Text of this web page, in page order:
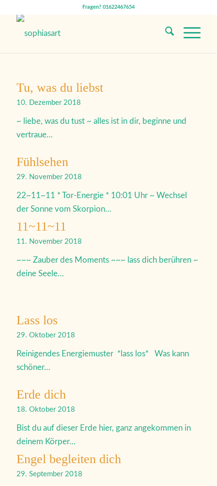
Fragen? 01622467654
Tu, was du liebst
10. Dezember 2018
~ liebe, was du tust ~ alles ist in dir, beginne und
vertraue…
Fühlsehen
29. November 2018
22~11~11 * Tor-Energie * 10:01 Uhr ~ Wechsel
der Sonne vom Skorpion…
11~11~11
11. November 2018
~~~ Zauber des Moments ~~~ lass dich berühren ~
deine Seele…
Lass los
29. Oktober 2018
Reinigendes Energiemuster *lass los* Was kann
schöner…
Erde dich
18. Oktober 2018
Bist du auf dieser Erde hier, ganz angekommen in
deinem Körper…
Engel begleiten dich
29. September 2018